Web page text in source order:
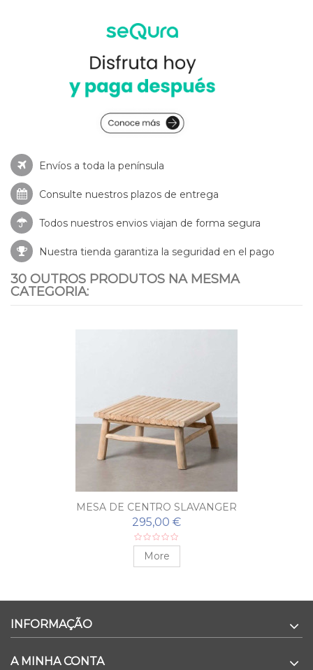
Envíos a toda la península
Consulte nuestros plazos de entrega
Todos nuestros envios viajan de forma segura
Nuestra tienda garantiza la seguridad en el pago
30 OUTROS PRODUTOS NA MESMA
CATEGORIA:
MESA DE CENTRO SLAVANGER
295,00 €
More
INFORMAÇÃO
A MINHA CONTA